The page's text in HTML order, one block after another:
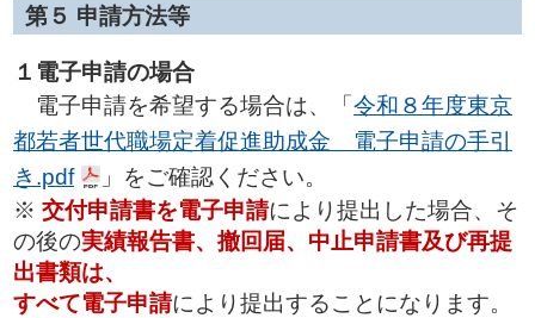
第５ 申請方法等
１電子申請の場合
電子申請を希望する場合は、「 令和８年度東京
都若者世代職場定着促進助成金 電子申請の手引
き.pdf
」をご確認ください。
※ 交付申請書を電子申請により提出した場合、そ
の後の実績報告書、撤回届、中止申請書及び再提
出書類は、
すべて電子申請により提出することになります。